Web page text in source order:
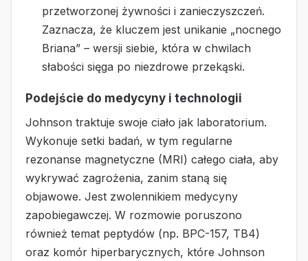
przetworzonej żywności i zanieczyszczeń.
Zaznacza, że kluczem jest unikanie „nocnego
Briana” – wersji siebie, która w chwilach
słabości sięga po niezdrowe przekąski.
Podejście do medycyny i technologii
Johnson traktuje swoje ciało jak laboratorium.
Wykonuje setki badań, w tym regularne
rezonanse magnetyczne (MRI) całego ciała, aby
wykrywać zagrożenia, zanim staną się
objawowe. Jest zwolennikiem medycyny
zapobiegawczej. W rozmowie poruszono
również temat peptydów (np. BPC-157, TB4)
oraz komór hiperbarycznych, które Johnson